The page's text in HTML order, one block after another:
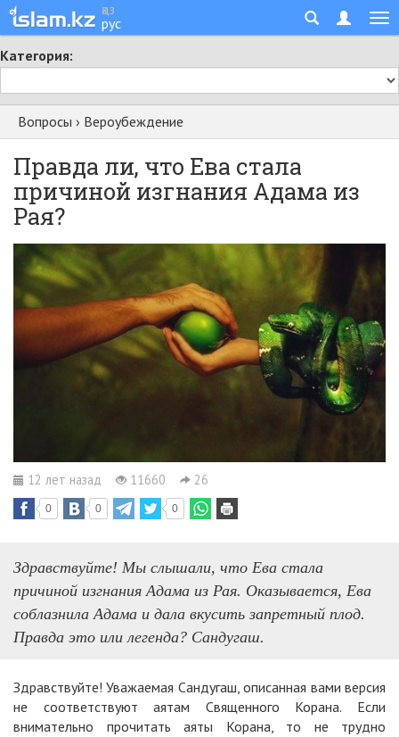
қаз
рус
Категория:
Вопросы › Вероубеждение
Правда ли, что Ева стала
причиной изгнания Адама из
Рая?
12 лет назад 11660 26
0 0 0
Здравствуйте! Мы слышали, что Ева стала
причиной изгнания Адама из Рая. Оказывается, Ева
соблазнила Адама и дала вкусить запретный плод.
Правда это или легенда? Сандугаш.
Здравствуйте! Уважаемая Сандугаш, описанная вами версия
не соответствуют аятам Священного Корана. Если
внимательно прочитать аяты Корана, то не трудно